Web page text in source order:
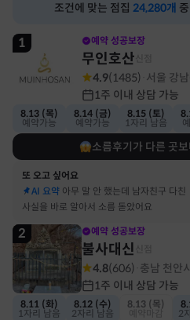
조건에 맞는 점집 24,280개 중
1 예약 성공보장
무인호산
4.9(1485) 서울 강
1주 이내 상담 가능
8.13 (목)
예약가능
8.14 (금)
예약가능
8.15 (토)
1자리 남음
소름후기가 다른 곳
또 오고 싶어요
AI 요약 아무 말 안 했는데 남자친구 다친
사실을 바로 알아서 소름 돋았어요
2 예약 성공보장
불사대신
4.8(606) 충남 천안
1주 이내 상담 가능
8.11 (화)
1자리 남음
8.12 (수)
2자리 남음
8.13 (목)
2